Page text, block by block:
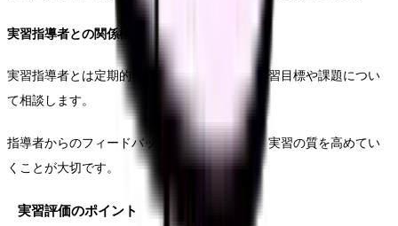
実習指導者との関係構築
実習指導者とは定期的な面談の機会を持ち、学習目標や課題につい
て相談します。
指導者からのフィードバックを積極的に求め、実習の質を高めてい
くことが大切です。
実習評価のポイント